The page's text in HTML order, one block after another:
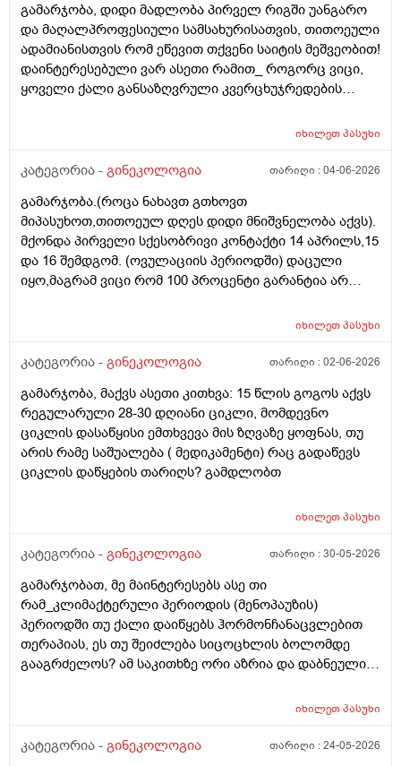
გამარჯობა, დიდი მადლობა პირველ რიგში უანგარო
და მაღალპროფესიული სამსახურისათვის, თითოეული
ადამიანისთვის რომ ეწევით თქვენი საიტის მეშვეობით!
დაინტერესებული ვარ ასეთი რამით_ როგორც ვიცი,
ყოველი ქალი განსაზღვრული კვერცხუჯრედების
თითოელისთვის, ეს რიცხვი ინდივიდუალურია? რაზეა
(ჩვილობიდან) რომელ პროცესებზე? ქალის
რომ დავუშვათ, ზოგიერთ ქალბატონს მეტი
რაოდენობა აქვთ მათ ორგანიზმში
კვერცხუჯრედებისა, დაბადების პროცესიდან და ზოგს
კი მცირე? მადლობთ!
იხილეთპასუხი
კატეგორია - გინეკოლოგია თარიღი :04-06-2026
გამარჯობა.(როცა ნახავთ გთხოვთ
მიპასუხოთ,თითოეულ დღეს დიდი მნიშვნელობა აქვს).
მქონდა პირველი სქესობრივი კონტაქტი 14 აპრილს,15
და 16 შემდგომ. (ოვულაციის პერიოდში) დაცული
იყო,მაგრამ ვიცი რომ 100 პროცენტი გარანტია არ
ვფოქრობ რადგანაც Implantation bleeding არსებობს და
ჩვეულებრივ 3-4 დღე,მაგრამ ადრე
მალევე ვირუსი შემხვდა,სიცხე,გულისრევის
შეგრძნებაც მქონდა. მალევე გავიკეთე
ტესტი,უარყოფითი იყო. ეგ უცნაური შეგრძნება
რამოდენიმე დღე მქონდა. ახლა მენტრუაციას
ველოდები,მაგრამ არ მომივიდა,შუალედი 28-32 დღე
მოქმედებსო,2 კვირის წინ სხვა ქალაქში გავემგვაზრე
გავიკეთე ისევ უარყოფითია. შემდეგი 1 კვირის
განმავლობაში ვერ ვახერხებ მისვლას ექიმთან. არის
რაიმე შანსი ფეხმძიმობის? აზრი აქვს განმეორებით
ტესტს? მენტრუაცია რეგულარული მქონდა ხოლმე28-
30 დღე შუალედი.
იხილეთპასუხი
კატეგორია - გინეკოლოგია თარიღი :02-06-2026
გამარჯობა, მაქვს ასეთი კითხვა: 15 წლის გოგოს აქვს
რეგულარული 28-30 დღიანი ციკლი, მომდევნო
ციკლის დასაწყისი ემთხვევა მის ზღვაზე ყოფნას, თუ
არის რამე საშუალება ( მედიკამენტი) რაც გადაწევს
ციკლის დაწყების თარიღს? გამდლობთ
იხილეთპასუხი
კატეგორია - გინეკოლოგია თარიღი :30-05-2026
გამარჯობათ, მე მაინტერესებს ასე თი
რამ_კლიმაქტერული პერიოდის (მენოპაუზის)
პერიოდში თუ ქალი დაიწყებს ჰორმონჩანაცვლებით
თერაპიას, ეს თუ შეიძლება სიცოცხლის ბოლომდე
გააგრძელოს? ამ საკითხზე ორი აზრია და დაბნეული
ჰორმონჩანაცვლებითი თერაპია (სიცოცხლის
დაავადებებსა და ალცჰაიმერის რისკს უმცირებს და
იხილეთპასუხი
კატეგორია - გინეკოლოგია თარიღი :24-05-2026